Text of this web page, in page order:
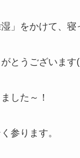
」をかけて、
がとうござい
した～！
参ります。